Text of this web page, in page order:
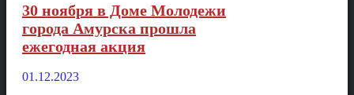
30 ноября в Доме Молодежи
города Амурска прошла
ежегодная акция
01.12.2023